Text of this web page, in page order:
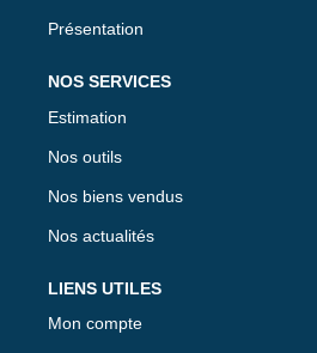
Présentation
NOS SERVICES
Estimation
Nos outils
Nos biens vendus
Nos actualités
LIENS UTILES
Mon compte